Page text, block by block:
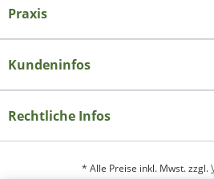
Praxis
Kundeninfos
Rechtliche Infos
* Alle Preise inkl. Mwst. zzgl.